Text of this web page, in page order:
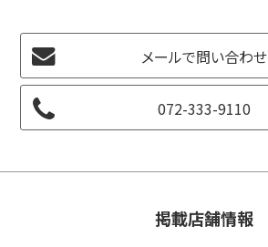
メールで問い合わせ
072-333-9110
掲載店舗情報